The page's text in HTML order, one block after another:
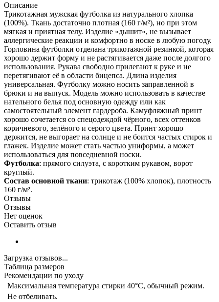
Описание
Трикотажная мужская футболка из натурального хлопка
(100%). Ткань достаточно плотная (160 г/м²), но при этом
мягкая и приятная телу. Изделие «дышит», не вызывает
аллергические реакции и комфортно в носке в любую погоду.
Горловина футболки отделана трикотажной резинкой, которая
хорошо держит форму и не растягивается даже после долгого
использования. Рукава свободно прилегают к руке и не
перетягивают её в области бицепса. Длина изделия
универсальная. Футболку можно носить заправленной в
брюки и на выпуск. Модель можно использовать в качестве
нательного белья под основную одежду или как
самостоятельный элемент гардероба. Камуфляжный принт
хорошо сочетается со спецодеждой чёрного, всех оттенков
коричневого, зелёного и серого цвета. Принт хорошо
держится, не выгорает на солнце и не боится частых стирок и
глажек. Изделие может стать частью униформы, а может
использоваться для повседневной носки.
Футболка: прямого силуэта, с коротким рукавом, ворот
круглый.
Состав основной ткани: трикотаж (100% хлопок), плотность
160 г/м².
Отзывы
Отзывы
Нет оценок
Оставить отзыв
Загрузка отзывов...
Таблица размеров
Рекомендации по уходу
Максимальная температура стирки 40°C, обычный режим.
Не отбеливать.